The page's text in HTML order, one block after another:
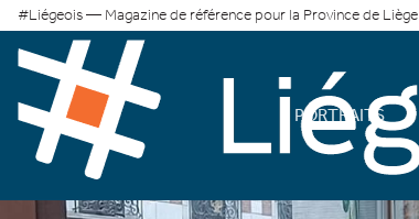
#Liégeois — Magazine de référence pour la Province de Liège
PORTRAITS